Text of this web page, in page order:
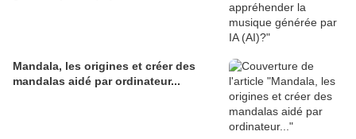
Mandala, les origines et créer des
mandalas aidé par ordinateur...